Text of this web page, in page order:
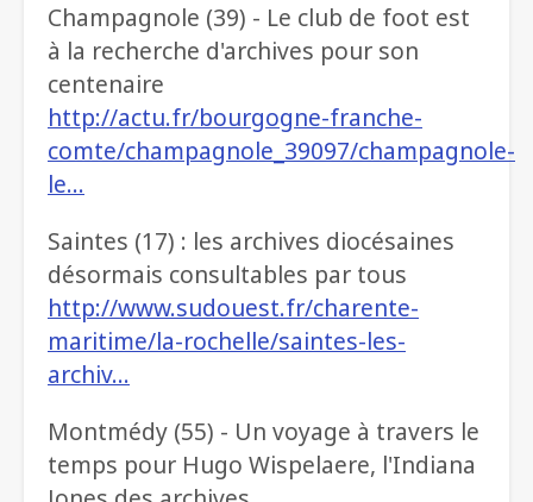
Champagnole (39) - Le club de foot est
à la recherche d'archives pour son
centenaire
http://actu.fr/bourgogne-franche-
comte/champagnole_39097/champagnole-
le…
Saintes (17) : les archives diocésaines
désormais consultables par tous
http://www.sudouest.fr/charente-
maritime/la-rochelle/saintes-les-
archiv…
Montmédy (55) - Un voyage à travers le
temps pour Hugo Wispelaere, l'Indiana